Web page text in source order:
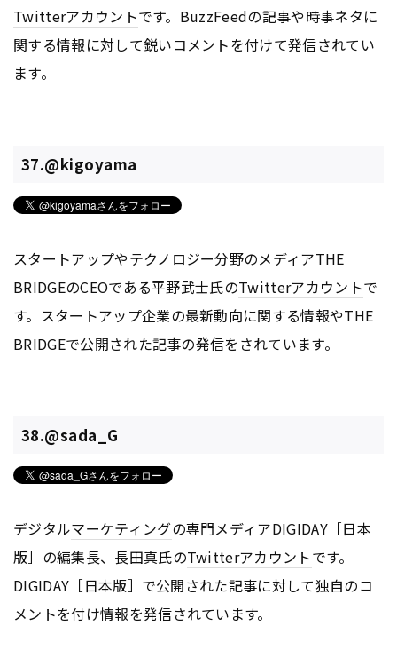
Twitterアカウントです。BuzzFeedの記事や時事ネタに
関する情報に対して鋭いコメントを付けて発信されてい
ます。
37.@kigoyama
スタートアップやテクノロジー分野のメディアTHE
BRIDGEのCEOである平野武士氏のTwitterアカウントで
す。スタートアップ企業の最新動向に関する情報やTHE
BRIDGEで公開された記事の発信をされています。
38.@sada_G
デジタルマーケティングの専門メディアDIGIDAY［日本
版］の編集長、長田真氏のTwitterアカウントです。
DIGIDAY［日本版］で公開された記事に対して独自のコ
メントを付け情報を発信されています。